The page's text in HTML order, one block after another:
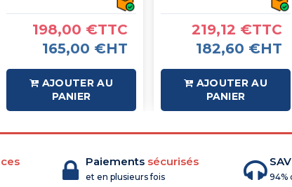
198,00 €TTC
165,00 €HT
AJOUTER AU
PANIER
219,12 €TTC
182,60 €HT
AJOUTER AU
PANIER
Paiements sécurisés
et en plusieurs fois
SAV
94%